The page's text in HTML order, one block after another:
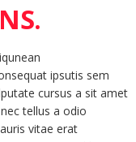
ipsutis sem
cursus a sit amet
tellus a odio
vitae erat